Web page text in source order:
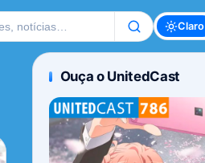
Claro
Ouça o UnitedCast